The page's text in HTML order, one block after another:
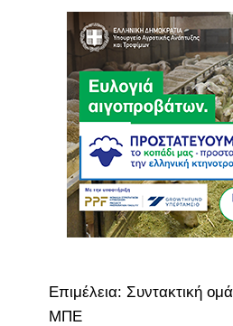
Επιμέλεια: Συντακτική
ΜΠΕ